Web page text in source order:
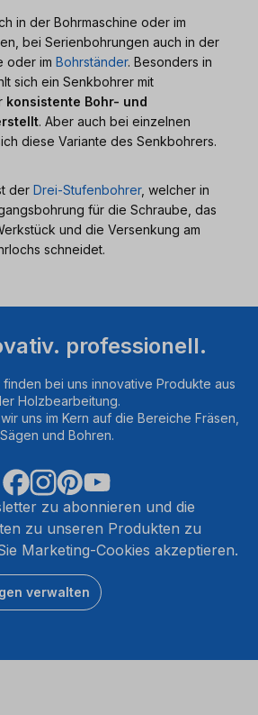
in der Bohrmaschine oder im
bei Serienbohrungen auch in der
oder im Bohrständer. Besonders in
sich ein Senkbohrer mit
konsistente Bohr- und
. Aber auch bei einzelnen
diese Variante des Senkbohrers.
der Drei-Stufenbohrer, welcher in
für die Schraube, das
und die Versenkung am
schneidet.
professionell.
bei uns innovative Produkte aus
Holzbearbeitung.
uns im Kern auf die Bereiche Fräsen,
Sägen und Bohren.
zu abonnieren und die
zu unseren Produkten zu
Marketing-Cookies akzeptieren.
verwalten